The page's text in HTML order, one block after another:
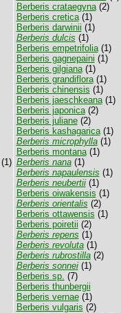
(1)
Berberis crataegyna(2)
Berberis cretica(1)
Berberis darwinii (1)
Berberis dulcis (1)
Berberis empetrifolia(1)
Berberis gagnepaini (1)
Berberis gilgiana(1)
Berberis grandiflora(1)
Berberis chinensis (1)
Berberis jaeschkeana(1)
Berberis japonica(2)
Berberis juliane(2)
Berberis kashagarica(1)
Berberis microphylla(1)
Berberis montana(1)
Berberis nana(1)
Berberis napaulensis (1)
Berberis neubertii(1)
Berberis oiwakensis (1)
Berberis orientalis (2)
Berberis ottawensis (1)
Berberis poiretii (2)
Berberis repens (1)
Berberis revoluta(1)
Berberis rubrostilla(2)
Berberis sonnei(1)
Berberis sp. (7)
Berberis thunbergii
Berberis vernae(1)
Berberis vulgaris (2)